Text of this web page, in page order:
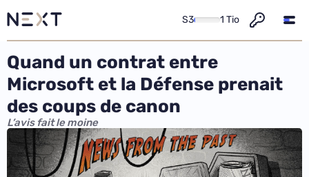
S3 1 Tio
Quand un contrat entre
Microsoft et la Défense prenait
des coups de canon
L’avis fait le moine